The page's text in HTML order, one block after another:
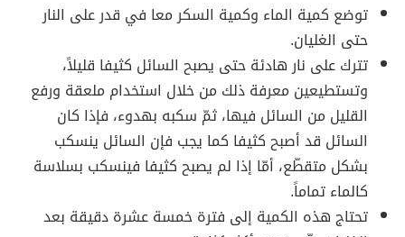
توضع كمية الماء وكمية السكر معا في قدر على النار
حتى الغليان.
تترك على نار هادئة حتى يصبح السائل كثيفا قليلاً،
وتستطيعين معرفة ذلك من خلال استخدام ملعقة ورفع
القليل من السائل فيها، ثمّ سكبه بهدوء، فإذا كان
السائل قد أصبح كثيفا كما يجب فإن السائل ينسكب
بشكل متقطّع، أمّا إذا لم يصبح كثيفا فينسكب بسلاسة
كالماء تماماً.
تحتاج هذه الكمية إلى فترة خمسة عشرة دقيقة بعد